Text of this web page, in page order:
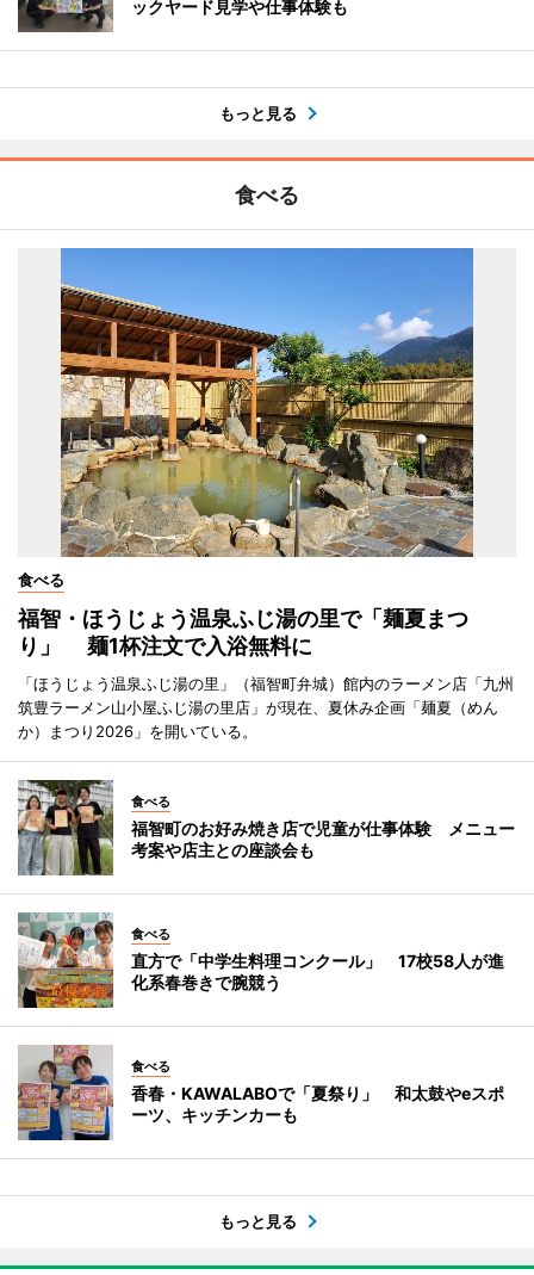
ックヤード見学や仕事体験も
もっと見る
食べる
食べる
福智・ほうじょう温泉ふじ湯の里で「麺夏まつ
り」 麺1杯注文で入浴無料に
「ほうじょう温泉ふじ湯の里」（福智町弁城）館内のラーメン店「九州
筑豊ラーメン山小屋ふじ湯の里店」が現在、夏休み企画「麺夏（めん
か）まつり2026」を開いている。
食べる
福智町のお好み焼き店で児童が仕事体験 メニュー
考案や店主との座談会も
食べる
直方で「中学生料理コンクール」 17校58人が進
化系春巻きで腕競う
食べる
香春・KAWALABOで「夏祭り」 和太鼓やeスポ
ーツ、キッチンカーも
もっと見る